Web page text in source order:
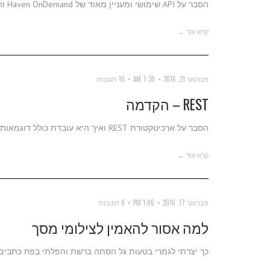
הסבר על API שימושי ומעניין מאוד של Haven OnDemand והזדמנות נהדרת לראות איך API אמיתי עובד
קרא עוד ←
פברואר 21, 2016 7:30 AM 10 תגובות
REST – הקדמה
הסבר על ארכיטקטורת REST ואיך היא עובדת כולל דוגמאות.
קרא עוד ←
פברואר 17, 2016 1:06 PM 8 תגובות
למה אסור להאמין לצילומי מסך
כך יצרתי לגמרי בטעות גל הסתה ברשת והפלתי בפח